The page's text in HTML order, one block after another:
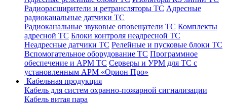
Радиорасширители и ретрансляторы ТС Адресные
радиоканальные датчики ТС
Радиоканальные звуковые оповещатели ТС Комплекты
адресной ТС Блоки контроля неадресной ТС
Неадресные датчики ТС Релейные и пусковые блоки ТС
Вспомогательное оборудование ТС Программное
обеспечение и АРМ ТС Серверы и УРМ для ТС с
установленным АРМ «Орион Про»
Кабельная продукция
Кабель для систем охранно-пожарной сигнализации
Кабель витая пара